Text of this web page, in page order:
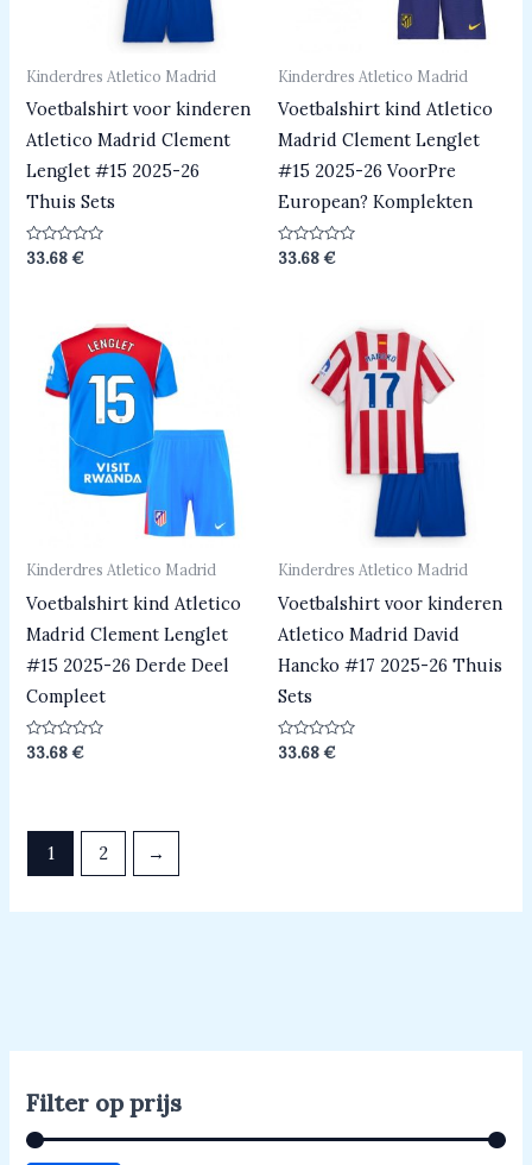
Filter op prijs
Kinderdres Atletico Madrid
Voetbalshirt voor kinderen
Atletico Madrid Clement
Lenglet #15 2025-26
Thuis Sets
Beoordeeld
33.68€
Kinderdres Atletico Madrid
Voetbalshirt kind Atletico
Madrid Clement Lenglet
#15 2025-26 VoorPre
European? Komplekten
Beoordeeld
33.68€
Kinderdres Atletico Madrid
Voetbalshirt kind Atletico
Madrid Clement Lenglet
#15 2025-26 Derde Deel
Compleet
Beoordeeld
0
33.68€
Kinderdres Atletico Madrid
Voetbalshirt voor kinderen
Atletico Madrid David
Hancko #17 2025-26 Thuis
Sets
Beoordeeld
0
33.68€
1 2 →